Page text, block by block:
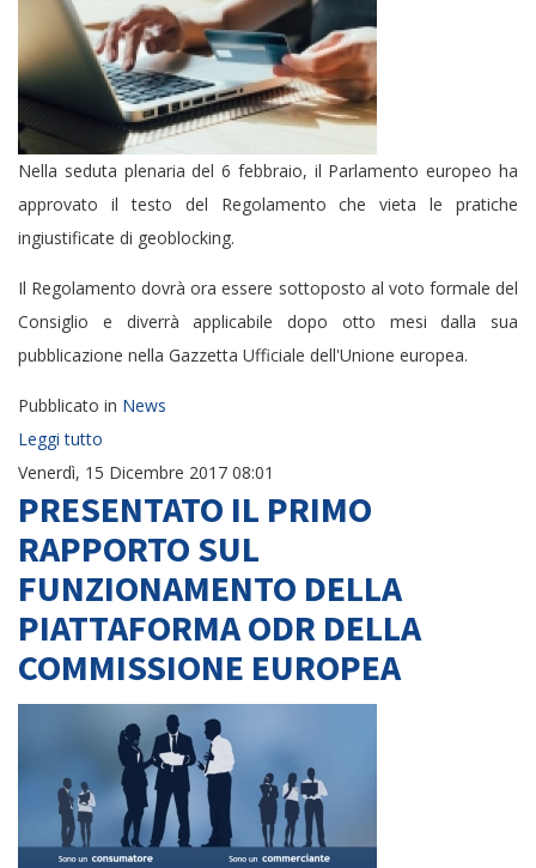
Nella seduta plenaria del 6 febbraio, il Parlamento europeo ha
approvato il testo del Regolamento che vieta le pratiche
ingiustificate di geoblocking.
Il Regolamento dovrà ora essere sottoposto al voto formale del
Consiglio e diverrà applicabile dopo otto mesi dalla sua
pubblicazione nella Gazzetta Ufficiale dell'Unione europea.
Pubblicato in News
Leggi tutto
Venerdì, 15 Dicembre 2017 08:01
PRESENTATO IL PRIMO
RAPPORTO SUL
FUNZIONAMENTO DELLA
PIATTAFORMA ODR DELLA
COMMISSIONE EUROPEA